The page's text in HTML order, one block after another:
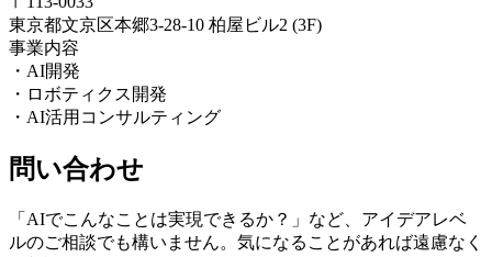
東京都文京区本郷3-28-10 柏屋ビル2 (3F)
事業内容
・AI開発
・ロボティクス開発
・AI活用コンサルティング
問い合わせ
「AIでこんなことは実現できるか？」など、アイデアレベ
ルのご相談でも構いません。気になることがあれば遠慮なく